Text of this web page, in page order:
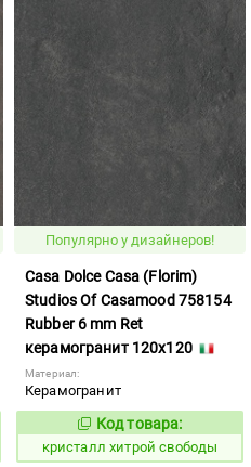
Популярно у дизайнеров!
Casa Dolce Casa (Florim)
Studios Of Casamood 758154
Rubber 6 mm Ret
керамогранит 120x120
Материал:
Керамогранит
826585
Код товара:
кристалл хитрой свободы